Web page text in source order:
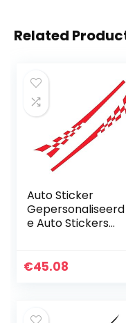
Related
Auto Sticker
Gepersonaliseerd
e Auto Stickers
Styling Stick Auto
€45.08